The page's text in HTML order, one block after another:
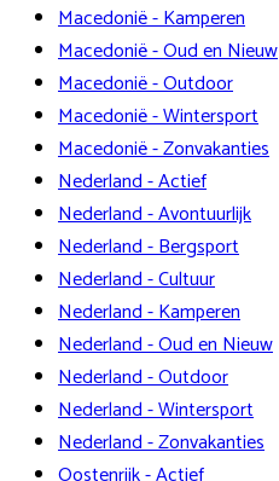
Macedonië - Kamperen
Macedonië - Oud en Nieuw
Macedonië - Outdoor
Macedonië - Wintersport
Macedonië - Zonvakanties
Nederland - Actief
Nederland - Avontuurlijk
Nederland - Bergsport
Nederland - Cultuur
Nederland - Kamperen
Nederland - Oud en Nieuw
Nederland - Outdoor
Nederland - Wintersport
Nederland - Zonvakanties